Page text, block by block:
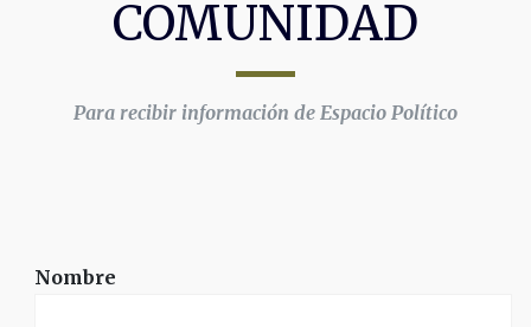
COMUNIDAD
Para recibir información de Espacio Político
Nombre